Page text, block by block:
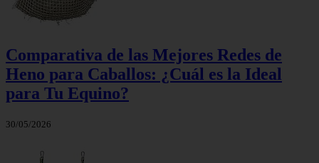
Comparativa de las Mejores Redes de
Heno para Caballos: ¿Cuál es la Ideal
para Tu Equino?
30/05/2026